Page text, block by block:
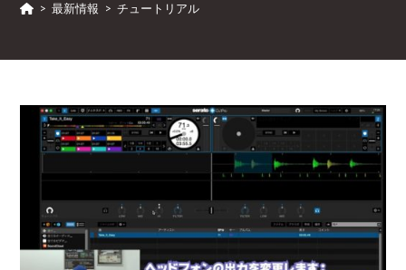
> 最新情報 > チュートリアル